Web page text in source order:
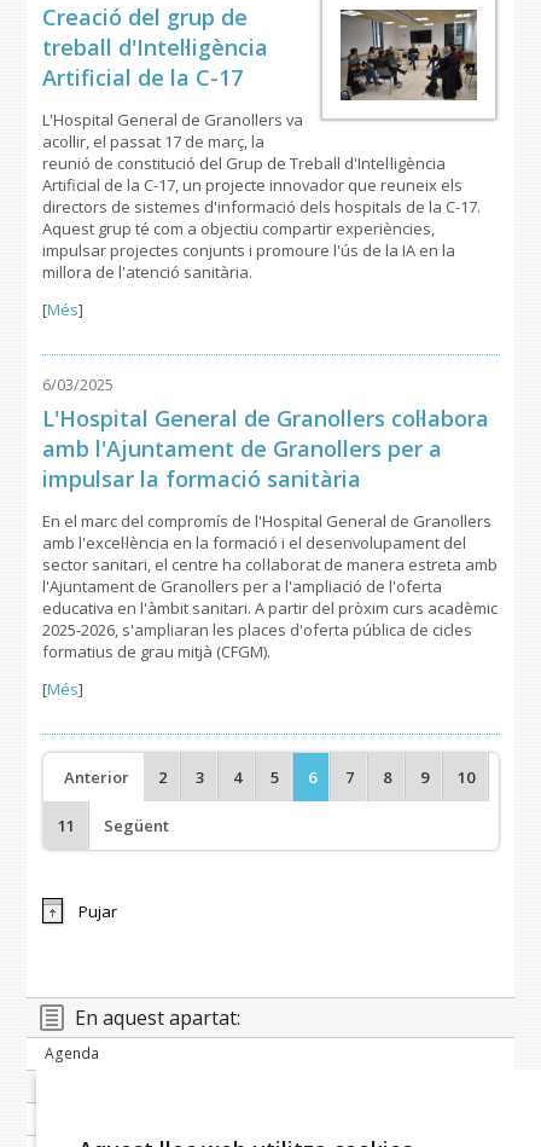
Creació del grup de
treball d'Intel·ligència
Artificial de la C-17
L'Hospital General de Granollers va
acollir, el passat 17 de març, la
reunió de constitució del Grup de Treball d'Intel·ligència
Artificial de la C-17, un projecte innovador que reuneix els
directors de sistemes d'informació dels hospitals de la C-17.
Aquest grup té com a objectiu compartir experiències,
impulsar projectes conjunts i promoure l'ús de la IA en la
millora de l'atenció sanitària.
[Més]
6/03/2025
L'Hospital General de Granollers col·labora
amb l'Ajuntament de Granollers per a
impulsar la formació sanitària
En el marc del compromís de l'Hospital General de Granollers
amb l'excel·lència en la formació i el desenvolupament del
sector sanitari, el centre ha col·laborat de manera estreta amb
l'Ajuntament de Granollers per a l'ampliació de l'oferta
educativa en l'àmbit sanitari. A partir del pròxim curs acadèmic
2025-2026, s'ampliaran les places d'oferta pública de cicles
formatius de grau mitjà (CFGM).
[Més]
Anterior 2 3 4 5 6 7 8 9 10
11 Següent
Pujar
En aquest apartat:
Agenda